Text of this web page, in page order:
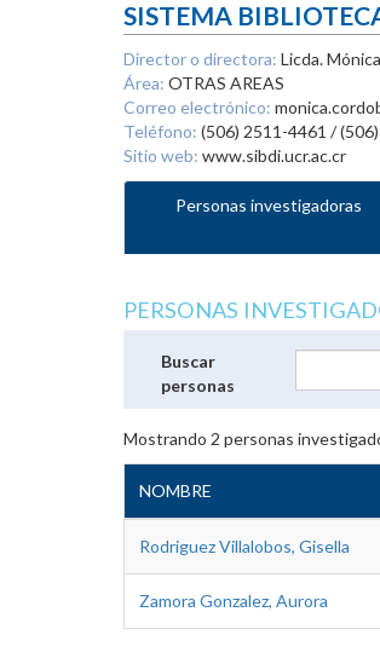
SISTEMA
Director o directora: Licda.
Área: OTRAS AREAS
Correo electrónico:
Teléfono: (506) 2511-4461 /
Sitio web: www.sibdi.ucr.ac.cr
Personas investigadoras
PERSONAS
Buscar
personas
Mostrando 2 personas
NOMBRE
Rodriguez Villalobos, Gisella
Zamora Gonzalez, Aurora